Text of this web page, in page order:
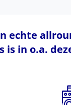
echte
is in o.a.